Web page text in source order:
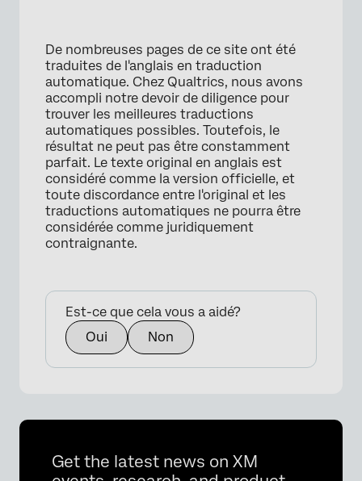
De nombreuses pages de ce site ont été
traduites de l'anglais en traduction
automatique. Chez Qualtrics, nous avons
accompli notre devoir de diligence pour
trouver les meilleures traductions
automatiques possibles. Toutefois, le
résultat ne peut pas être constamment
parfait. Le texte original en anglais est
considéré comme la version officielle, et
toute discordance entre l'original et les
traductions automatiques ne pourra être
considérée comme juridiquement
contraignante.
Est-ce que cela vous a aidé?
Oui
Non
Get the latest news on XM